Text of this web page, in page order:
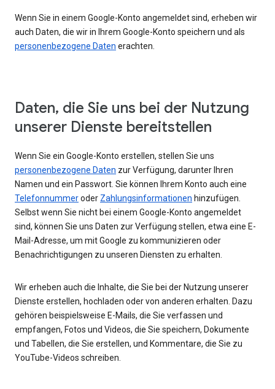
Wenn Sie in einem Google-Konto angemeldet sind, erheben wir
auch Daten, die wir in Ihrem Google-Konto speichern und als
personenbezogene Daten erachten.
Daten, die Sie uns bei der Nutzung
unserer Dienste bereitstellen
Wenn Sie ein Google-Konto erstellen, stellen Sie uns
personenbezogene Daten zur Verfügung, darunter Ihren
Namen und ein Passwort. Sie können Ihrem Konto auch eine
Telefonnummeroder Zahlungsinformationen hinzufügen.
Selbst wenn Sie nicht bei einem Google-Konto angemeldet
sind, können Sie uns Daten zur Verfügung stellen, etwa eine E-
Mail-Adresse, um mit Google zu kommunizieren oder
Benachrichtigungen zu unseren Diensten zu erhalten.
Wir erheben auch die Inhalte, die Sie bei der Nutzung unserer
Dienste erstellen, hochladen oder von anderen erhalten. Dazu
gehören beispielsweise E-Mails, die Sie verfassen und
empfangen, Fotos und Videos, die Sie speichern, Dokumente
und Tabellen, die Sie erstellen, und Kommentare, die Sie zu
YouTube-Videos schreiben.